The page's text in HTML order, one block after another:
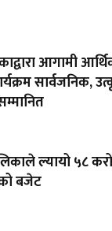
आगामी
सार्वजनिक,
ल्यायो ५८
बजेट